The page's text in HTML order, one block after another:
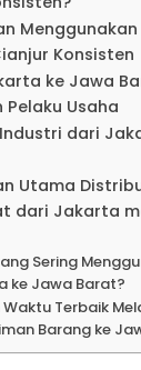
Konsisten
ke Jawa
Pelaku Usaha
dari
Utama
dari Jakarta
Sering
ke Jawa Barat?
Terbaik
Barang ke